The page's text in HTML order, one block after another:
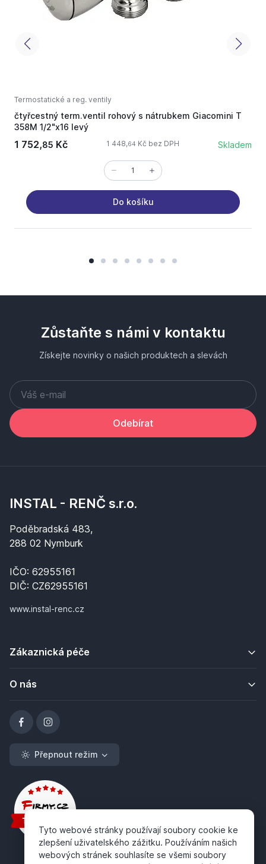
Termostatické a reg. ventily
čtyřcestný term.ventil rohový s nátrubkem Giacomini T
358M 1/2"x16 levý
1 752,85 Kč 1 448,64 Kč bez DPH Skladem
Do košíku
Zůstaňte s námi v kontaktu
Získejte novinky o našich produktech a slevách
Odebírat
INSTAL - RENČ s.r.o.
Poděbradská 483,
288 02 Nymburk
IČO: 62955161
DIČ: CZ62955161
www.instal-renc.cz
Zákaznická péče
O nás
Přepnout režim
Tyto webové stránky používají soubory cookie ke
zlepšení uživatelského zážitku. Používáním našich
webových stránek souhlasíte se všemi soubory